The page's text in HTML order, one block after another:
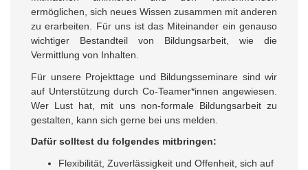
ermöglichen, sich neues Wissen zusammen mit anderen
zu erarbeiten. Für uns ist das Miteinander ein genauso
wichtiger Bestandteil von Bildungsarbeit, wie die
Vermittlung von Inhalten.
Für unsere Projekttage und Bildungsseminare sind wir
auf Unterstützung durch Co-Teamer*innen angewiesen.
Wer Lust hat, mit uns non-formale Bildungsarbeit zu
gestalten, kann sich gerne bei uns melden.
Dafür solltest du folgendes mitbringen:
Flexibilität, Zuverlässigkeit und Offenheit, sich auf